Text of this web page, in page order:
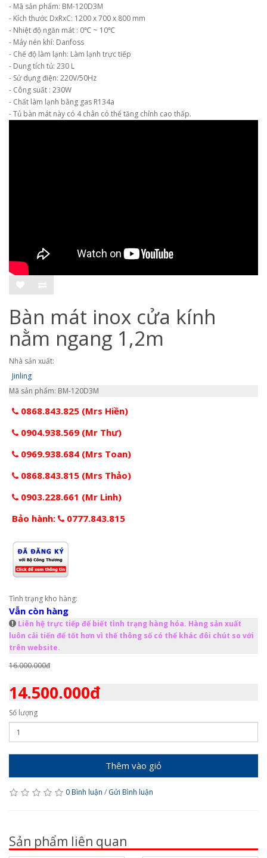
- Mã sản phẩm: BM-120D3M
- Kích thước DxRxC: 1200 x 700 x 800 mm
- Nhiệt độ ngăn mát : 0℃ ~ 10℃
- Máy nén khí: Danfoss
- Chế độ làm lạnh: Làm lạnh trực tiếp
- Dung tích tủ: 230 L
- Sử dụng điện: 220V/50Hz
- Công suất : 230W
- Chất làm lạnh bằng gas R134a
- Tủ bàn mát này có 4 chân có thể tăng chỉnh cao thấp.
Bàn mát inox cửa kính
nằm ngang 1,2m
Nhà sản xuất:
Jinling
Mã sản phẩm: BM-120D3M
0868.843.825 (Mrs Hiền)
0904.938.569 (Mr Thư)
0969.938.684 (Mrs Toan)
0868.843.815 (Mrs Thảo)
0903.228.661 (Mr Linh)
Bảo hành:
0777.843.815
Tình trạng kho hàng:
Vẫn còn hàng
Liên hệ trực tiếp để biết tình trạng hàng hóa. Hàng sản xuất
luôn cải tiến để tốt hơn vì thế thông số có thể khác đôi chút so với
trên website.
16.000.000đ
14.500.000đ
Số lượng
Thêm vào giỏ
0 Bình luận / Gửi Bình luận
Sản phẩm liên quan